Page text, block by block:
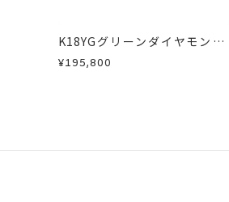
K18YGグリーンダイヤモンド/
カラーサファイア/ダイヤモン
¥195,800